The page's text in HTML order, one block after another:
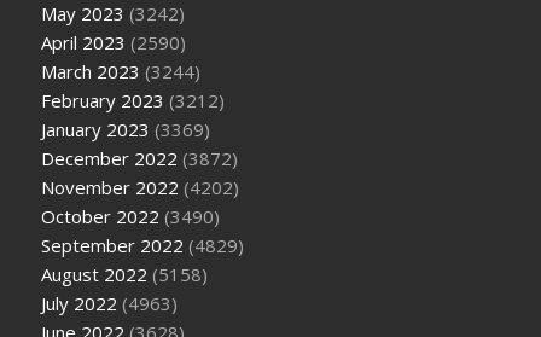
May 2023 (3242)
April 2023 (2590)
March 2023 (3244)
February 2023 (3212)
January 2023 (3369)
December 2022 (3872)
November 2022 (4202)
October 2022 (3490)
September 2022 (4829)
August 2022 (5158)
July 2022 (4963)
June 2022 (3628)